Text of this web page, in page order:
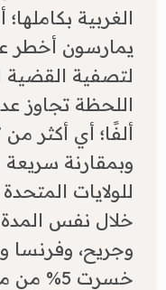
الغربية
يمارسون أخطر
لتصفية القضية
ألفًا؛ أي أكثر من 7% من سكان غزة.
وبمقارنة سريعة
للولايات
خسرت 5%